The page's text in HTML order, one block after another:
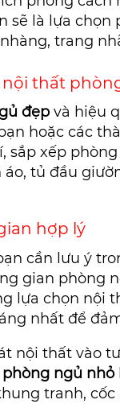
sẽ là lựa
trang
nội thất
đẹpvà hiệu
hoặc các
sắp xếp
tủ đầu
hợp lý
cần lưu ý
gian phòng
lựa chọn nội
nhất để
nội thất vào
ngủ nhỏ
tranh,